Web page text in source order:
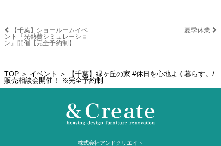
【千葉】ショールームイベ
ント『光熱費シミュレーショ
ン』開催【完全予約制】
夏季休業
TOP＞ イベント
＞ 【千葉】緑ヶ丘の家 #休日を心地よく暮らす。/
販売相談会開催！ ※完全予約制
株式会社アンドクリエイト